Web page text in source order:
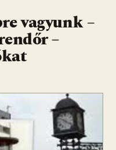
vagyunk –
–